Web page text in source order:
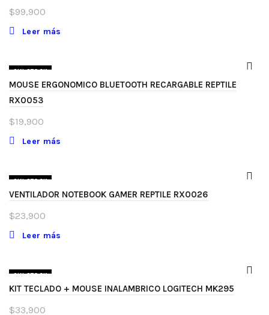
$99,900
Leer más
SIN STOCK
MOUSE ERGONOMICO BLUETOOTH RECARGABLE REPTILE
RX0053
$19,900
Leer más
SIN STOCK
VENTILADOR NOTEBOOK GAMER REPTILE RX0026
$23,900
Leer más
SIN STOCK
KIT TECLADO + MOUSE INALAMBRICO LOGITECH MK295
$33,900